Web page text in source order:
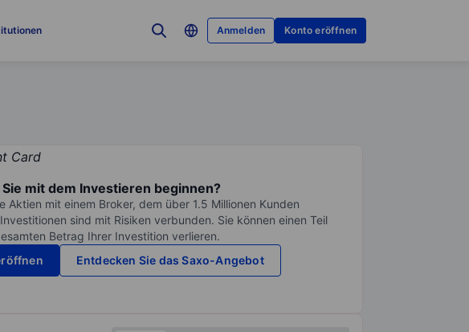
Anmelden Konto eröffnen
mit dem Investieren beginnen?
Aktien mit einem Broker, dem über 1.5 Millionen Kunden
sind mit Risiken verbunden. Sie können einen Teil
Betrag Ihrer Investition verlieren.
Entdecken Sie das Saxo-Angebot